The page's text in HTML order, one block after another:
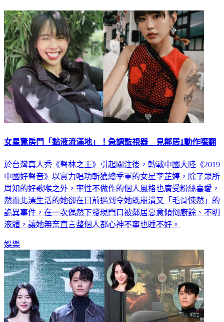
女星驚房門「黏液流滿地」！急調監視器 見鄰居1動作噁翻
於台灣真人秀《聲林之王》引起關注後，轉戰中國大陸《2019
中國好聲音》以實力唱功斬獲總季軍的女星李芷婷，除了眾所
周知的好歌喉之外，率性不做作的個人風格也廣受粉絲喜愛，
然而北漂生活的她卻在日前遇到令她既崩潰又「毛骨悚然」的
詭異事件，在一次偶然下發現門口被鄰居惡意傾倒廚餘、不明
液體，讓她無奈直言整個人都心神不寧也睡不好。
娛樂